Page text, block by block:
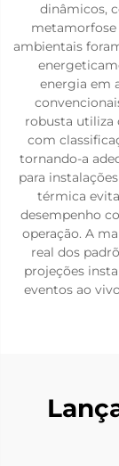
dinâmicos,
metamorfose
ambientais
energia em
robusta utiliza
com
tornando-a
para
térmica
desempenho
operação. A
real dos
projeções
eventos ao